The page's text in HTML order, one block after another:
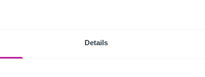
Details